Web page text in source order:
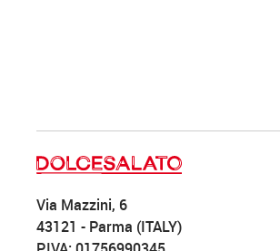
Via Mazzini, 6
43121 - Parma (ITALY)